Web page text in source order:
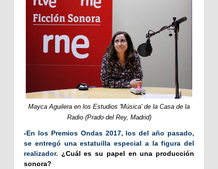
Mayca Aguilera en los Estudios 'Música' de la Casa de la
Radio (Prado del Rey, Madrid)
-En los Premios Ondas 2017, los del año pasado,
se entregó una estatuilla especial a la figura del
realizador. ¿Cuál es su papel en una producción
sonora?